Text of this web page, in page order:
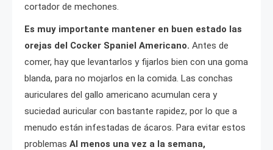
cortador de mechones.
Es muy importante mantener en buen estado las
orejas del Cocker Spaniel Americano. Antes de
comer, hay que levantarlos y fijarlos bien con una goma
blanda, para no mojarlos en la comida. Las conchas
auriculares del gallo americano acumulan cera y
suciedad auricular con bastante rapidez, por lo que a
menudo están infestadas de ácaros. Para evitar estos
problemas Al menos una vez a la semana,